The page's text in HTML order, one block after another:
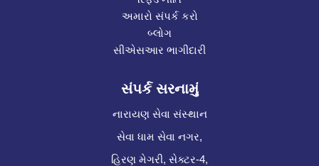
અમારો સંપર્ક કરો
બ્લોગ
સીએસઆર ભાગીદારી
સંપર્ક સરનામું
નારાયણ સેવા સંસ્થાન
સેવા ધામ સેવા નગર,
હિરણ મેગરી, સેક્ટર-4,